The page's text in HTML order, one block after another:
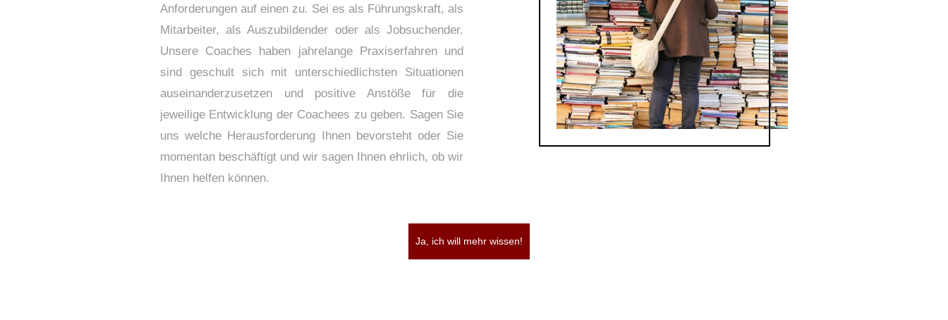
Anforderungen auf einen zu. Sei es als Führungskraft, als
Mitarbeiter, als Auszubildender oder als Jobsuchender.
Unsere Coaches haben jahrelange Praxiserfahren und
sind geschult sich mit unterschiedlichsten Situationen
auseinanderzusetzen und positive Anstöße für die
jeweilige Entwicklung der Coachees zu geben. Sagen Sie
uns welche Herausforderung Ihnen bevorsteht oder Sie
momentan beschäftigt und wir sagen Ihnen ehrlich, ob wir
Ihnen helfen können.
Ja, ich will mehr wissen!